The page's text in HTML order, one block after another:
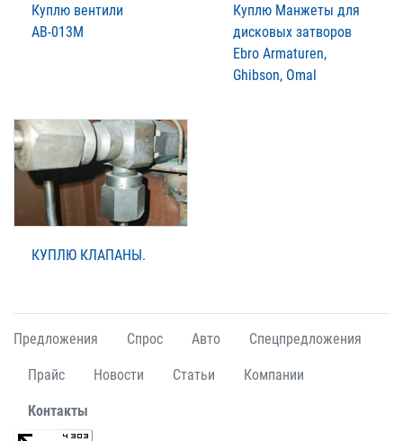
Куплю вентили
АВ-013М
Куплю Манжеты для
дисковых затворов
Ebro Armaturen,
Ghibson, Omal
КУПЛЮ КЛАПАНЫ.
Предложения Спрос Авто Спецпредложения
Прайс Новости Статьи Компании
Контакты